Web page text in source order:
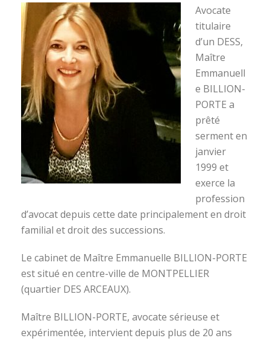
Avocate
titulaire
d’un DESS,
Maître
Emmanuell
e BILLION-
PORTE a
prêté
serment en
janvier
1999 et
exerce la
profession
d’avocat depuis cette date principalement en droit
familial et droit des successions.
Le cabinet de Maître Emmanuelle BILLION-PORTE
est situé en centre-ville de MONTPELLIER
(quartier DES ARCEAUX).
Maître BILLION-PORTE, avocate sérieuse et
expérimentée, intervient depuis plus de 20 ans